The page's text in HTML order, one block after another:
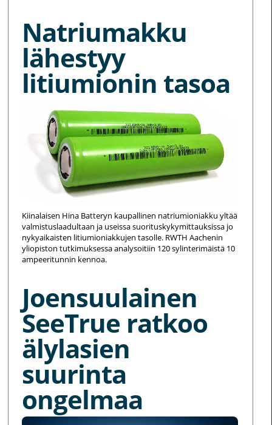
Natriumakku
lähestyy
litiumionin tasoa
Kiinalaisen Hina Batteryn kaupallinen natriumioniakku yltää
valmistuslaadultaan ja useissa suorituskykymittauksissa jo
nykyaikaisten litiumioniakkujen tasolle. RWTH Aachenin
yliopiston tutkimuksessa analysoitiin 120 sylinterimäistä 10
ampeeritunnin kennoa.
Joensuulainen
SeeTrue ratkoo
älylasien
suurinta
ongelmaa